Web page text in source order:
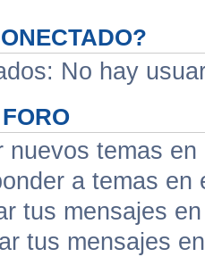
No hay
nuevos temas
a temas en
tus mensajes
tus mensajes